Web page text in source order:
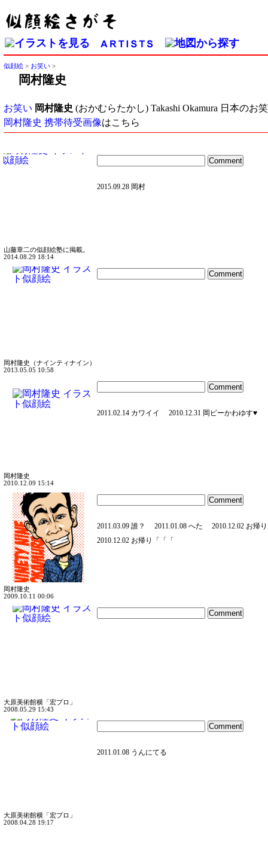
似顔絵 > お笑い >
岡村隆史
お笑い 岡村隆史 (おかむらたかし) Takashi Okamura 日本のお
岡村隆史 携帯待受画像はこちら
山藤章二の似顔絵塾に掲載。
2014.08.29 18:14
2015.09.28 岡村
岡村隆史（ナインティナイン）
2013.05.05 10:58
岡村隆史
2010.12.09 15:14
2011.02.14 カワイイ 2010.12.31 岡ピーかわゆす♥
岡村隆史
2009.10.11 00:06
2011.03.09 誰？ 2011.01.08 へた
2010.12.02 お帰
2010.12.02 お帰り「「「
大原美術館横「宏プロ」
2008.05.29 15:43
大原美術館横「宏プロ」
2008.04.28 19:17
2011.01.08 うんにてる